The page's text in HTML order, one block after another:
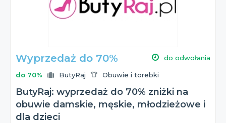
Wyprzedaż do 70% do odwołania
do 70% ButyRaj Obuwie i torebki
ButyRaj: wyprzedaż do 70% zniżki na
obuwie damskie, męskie, młodzieżowe i
dla dzieci